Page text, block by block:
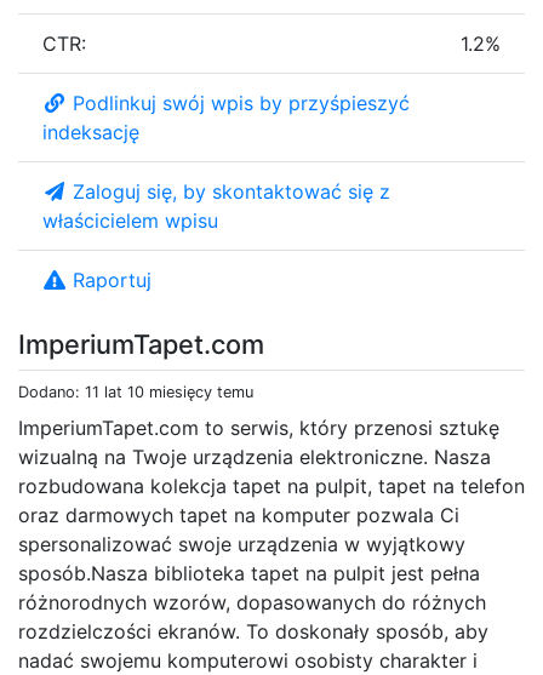
ImperiumTapet.com
Dodano: 11 lat 10 miesięcy temu
ImperiumTapet.com to serwis, który przenosi sztukę
wizualną na Twoje urządzenia elektroniczne. Nasza
rozbudowana kolekcja tapet na pulpit, tapet na telefon
oraz darmowych tapet na komputer pozwala Ci
spersonalizować swoje urządzenia w wyjątkowy
sposób.Nasza biblioteka tapet na pulpit jest pełna
różnorodnych wzorów, dopasowanych do różnych
rozdzielczości ekranów. To doskonały sposób, aby
nadać swojemu komputerowi osobisty charakter i
CTR: 1.2%
Podlinkuj swój wpis by przyśpieszyć
indeksację
Zaloguj się, by skontaktować się z
właścicielem wpisu
Raportuj